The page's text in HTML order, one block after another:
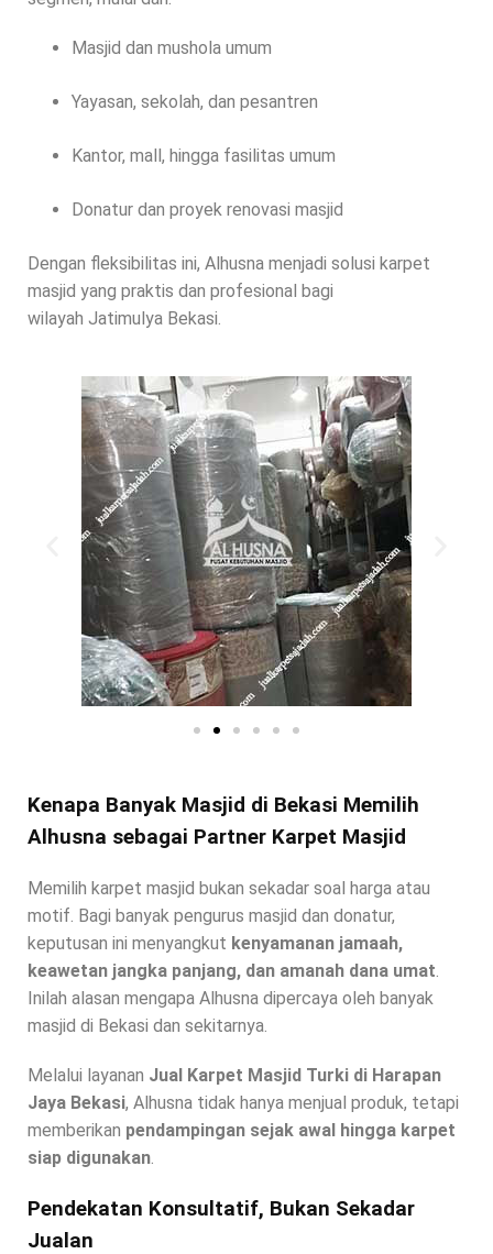
Masjid dan mushola umum
Yayasan, sekolah, dan pesantren
Kantor, mall, hingga fasilitas umum
Donatur dan proyek renovasi masjid
Dengan fleksibilitas ini, Alhusna menjadi solusi karpet
masjid yang praktis dan profesional bagi
wilayah Jatimulya Bekasi.
Kenapa Banyak Masjid di Bekasi Memilih
Alhusna sebagai Partner Karpet Masjid
Memilih karpet masjid bukan sekadar soal harga atau
motif. Bagi banyak pengurus masjid dan donatur,
keputusan ini menyangkut kenyamanan jamaah,
keawetan jangka panjang, dan amanah dana umat
Inilah alasan mengapa Alhusna dipercaya oleh banyak
masjid di Bekasi dan sekitarnya.
Melalui layanan Jual Karpet Masjid Turki di Harapan
Jaya Bekasi, Alhusna tidak hanya menjual produk, tetapi
memberikan pendampingan sejak awal hingga karpet
siap digunakan
Pendekatan Konsultatif, Bukan Sekadar
Jualan